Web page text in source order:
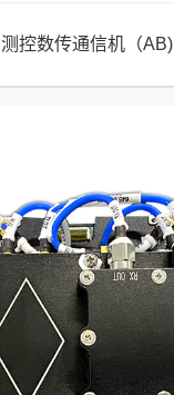
测控数传通信机（AB)